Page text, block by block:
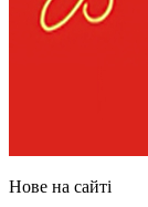
Нове на сайті